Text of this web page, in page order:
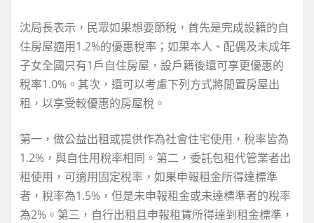
沈局長表示，民眾如果想要節稅，首先是完成設籍的自
住房屋適用1.2%的優惠稅率；如果本人、配偶及未成年
子女全國只有1戶自住房屋，設戶籍後還可享更優惠的
稅率1.0%。其次，還可以考慮下列方式將閒置房屋出
租，以享受較優惠的房屋稅。
第一，做公益出租或提供作為社會住宅使用，稅率皆為
1.2%，與自住用稅率相同。第二，委託包租代管業者出
租使用，可適用固定稅率，如果申報租金所得達標準
者，稅率為1.5%，但是未申報租金或未達標準者的稅率
為2%。第三，自行出租且申報租賃所得達到租金標準，